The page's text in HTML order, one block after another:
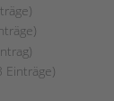
Einträge)